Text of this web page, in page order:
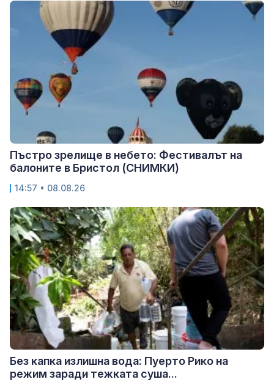
Пъстро зрелище в небето: Фестивалът на
балоните в Бристол (СНИМКИ)
14:57 • 08.08.26
Без капка излишна вода: Пуерто Рико на
режим заради тежката суша...